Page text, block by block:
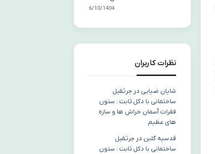
16/10/1404
نظرات کاربران
شایان ضیایی در جرثقیل
ساختمانی با دکل ثابت : ستون
فقرات آسمان خراش ها و سازه
های عظیم
قدسیه گلبن در جرثقیل
ساختمانی با دکل ثابت : ستون